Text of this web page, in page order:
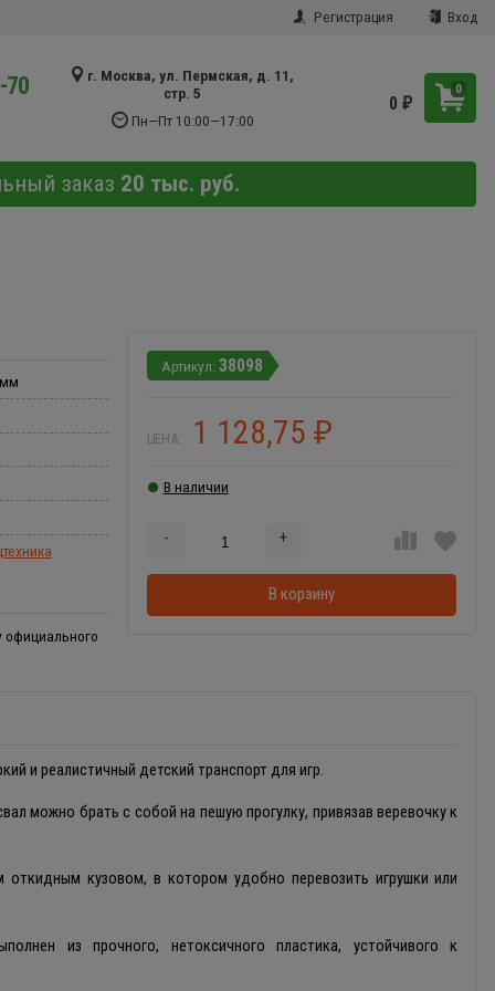
Регистрация Вход
70
г. Москва, ул. Пермская, д. 11,
стр. 5
Пн—Пт 10:00—17:00
0
0₽
заказ 20 тыс. руб.
38098
ЦЕНА: 1 128,75₽
В наличии
- +
В корзину
официального
и реалистичный детский транспорт для игр.
можно брать с собой на пешую прогулку, привязав веревочку к
откидным кузовом, в котором удобно перевозить игрушки или
из прочного, нетоксичного пластика, устойчивого к